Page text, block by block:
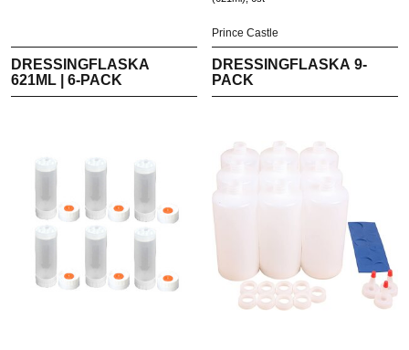
DRESSINGFLASKA
621ML | 6-PACK
Prince Castle
DRESSINGFLASKA 9-
PACK